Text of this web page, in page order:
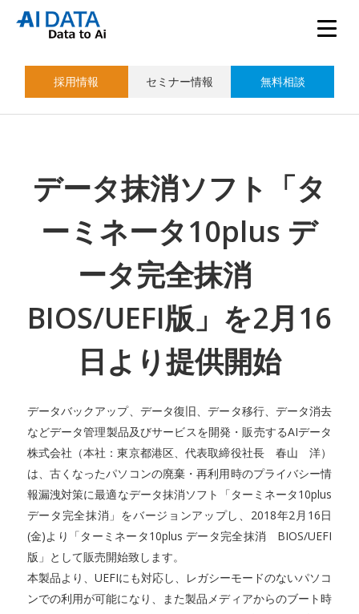
採用情報 セミナー情報 無料相談
データ抹消ソフト「タ
ーミネータ10plus デ
ータ完全抹消
BIOS/UEFI版」を2月16
日より提供開始
データバックアップ、データ復旧、データ移行、データ消去
などデータ管理製品及びサービスを開発・販売するAIデータ
株式会社（本社：東京都港区、代表取締役社長 春山 洋）
は、古くなったパソコンの廃棄・再利用時のプライバシー情
報漏洩対策に最適なデータ抹消ソフト「ターミネータ10plus
データ完全抹消」をバージョンアップし、2018年2月16日
(金)より「ターミネータ10plus データ完全抹消 BIOS/UEFI
版」として販売開始致します。
本製品より、UEFIにも対応し、レガシーモードのないパソコ
ンでの利用が可能になり、また製品メディアからのブート時